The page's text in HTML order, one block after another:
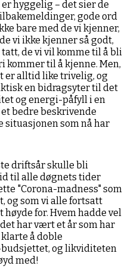
hyggelig – det sier de
gode ord
bare med de vi kjenner,
vi ikke kjenner så godt,
de vi vil komme til å bli
kommer til å kjenne. Men,
er alltid like trivelig, og
en bidragsyter til det
og energi-påfyll i en
bedre beskrivende
som nå har
driftsår skulle bli
til alle døgnets tider
"Corona-madness" som
og som vi alle fortsatt
høyde for. Hvem hadde vel
har vært et år som har
å doble
og likviditeten
med!